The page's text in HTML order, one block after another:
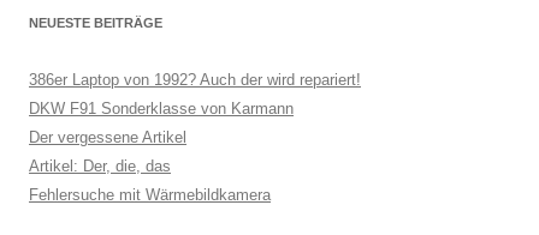
NEUESTE BEITRÄGE
386er Laptop von 1992? Auch der wird repariert!
DKW F91 Sonderklasse von Karmann
Der vergessene Artikel
Artikel: Der, die, das
Fehlersuche mit Wärmebildkamera